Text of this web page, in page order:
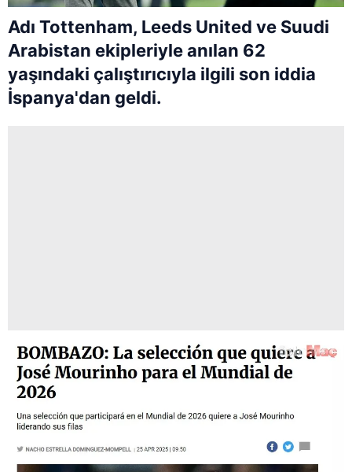
Adı Tottenham, Leeds United ve Suudi
Arabistan ekipleriyle anılan 62
yaşındaki çalıştırıcıyla ilgili son iddia
İspanya'dan geldi.